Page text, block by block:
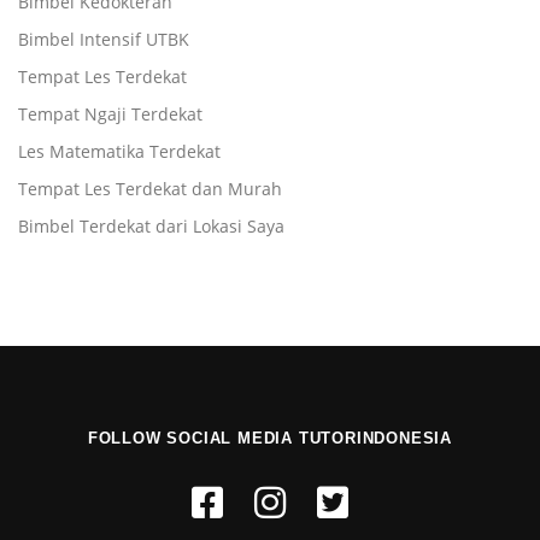
Bimbel Intensif UTBK
Tempat Les Terdekat
Tempat Ngaji Terdekat
Les Matematika Terdekat
Tempat Les Terdekat dan Murah
Bimbel Terdekat dari Lokasi Saya
FOLLOW SOCIAL MEDIA TUTORINDONESIA